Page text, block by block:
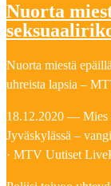
Nuorta
Nuorta miestä
uhreista lapsia –
18.12.2020 — Mies
Jyväskylässä –
· MTV Uutiset